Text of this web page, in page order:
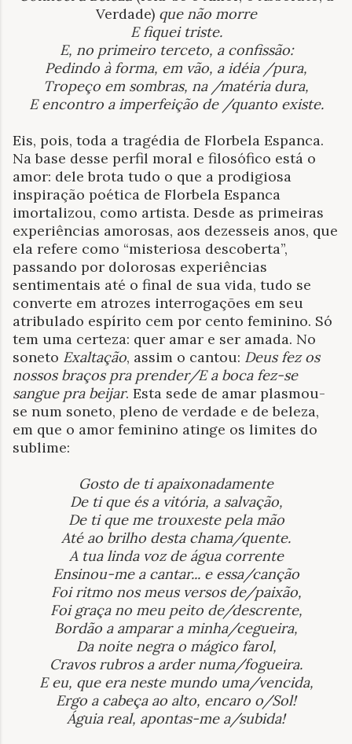
Verdade) que não morre
E fiquei triste.
E, no primeiro terceto, a confissão:
Pedindo à forma, em vão, a idéia /pura,
Tropeço em sombras, na /matéria dura,
E encontro a imperfeição de /quanto existe.
Eis, pois, toda a tragédia de Florbela Espanca.
Na base desse perfil moral e filosófico está o
amor: dele brota tudo o que a prodigiosa
inspiração poética de Florbela Espanca
imortalizou, como artista. Desde as primeiras
experiências amorosas, aos dezesseis anos, que
ela refere como “misteriosa descoberta”,
passando por dolorosas experiências
sentimentais até o final de sua vida, tudo se
converte em atrozes interrogações em seu
atribulado espírito cem por cento feminino. Só
tem uma certeza: quer amar e ser amada. No
soneto Exaltação, assim o cantou: Deus fez os
nossos braços pra prender/E a boca fez-se
sangue pra beijar. Esta sede de amar plasmou-
se num soneto, pleno de verdade e de beleza,
em que o amor feminino atinge os limites do
sublime:
Gosto de ti apaixonadamente
De ti que és a vitória, a salvação,
De ti que me trouxeste pela mão
Até ao brilho desta chama/quente.
A tua linda voz de água corrente
Ensinou-me a cantar... e essa/canção
Foi ritmo nos meus versos de/paixão,
Foi graça no meu peito de/descrente,
Bordão a amparar a minha/cegueira,
Da noite negra o mágico farol,
Cravos rubros a arder numa/fogueira.
E eu, que era neste mundo uma/vencida,
Ergo a cabeça ao alto, encaro o/Sol!
Águia real, apontas-me a/subida!